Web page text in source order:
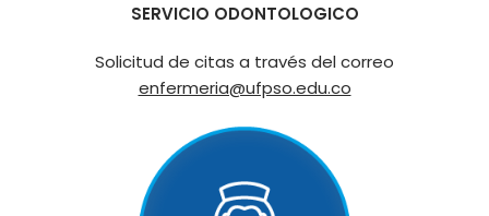
SERVICIO ODONTOLOGICO
Solicitud de citas a través del correo
enfermeria@ufpso.edu.co